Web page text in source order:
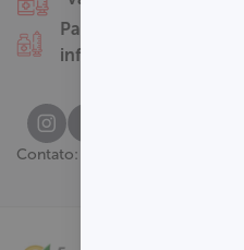
Pacotes
infantis
Contato: